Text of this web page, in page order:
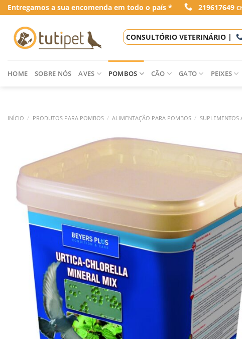
Skip
to
content
Entregamos a sua encomenda em todo o país * 219617649
CONSULTÓRIO VETERINÁRIO |
HOME SOBRE NÓS AVES POMBOS CÃO GATO PEIXES
INÍCIO / PRODUTOS PARA POMBOS / ALIMENTAÇÃO PARA POMBOS / SUPLEMENTOS